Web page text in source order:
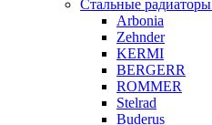
Стальные радиаторы
Arbonia
Zehnder
KERMI
BERGERR
ROMMER
Stelrad
Buderus